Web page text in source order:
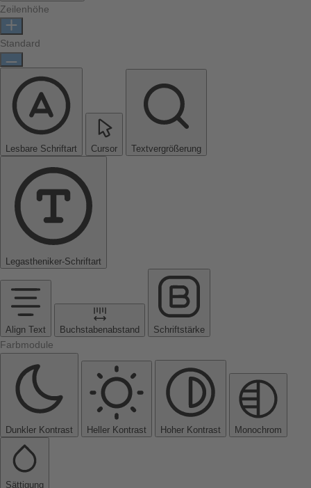
Zeilenhöhe
Standard
Lesbare Schriftart Cursor Textvergrößerung
Legastheniker-Schriftart
Align Text Buchstabenabstand Schriftstärke
Farbmodule
Dunkler Kontrast Heller Kontrast Hoher Kontrast Monochrom
Sättigung